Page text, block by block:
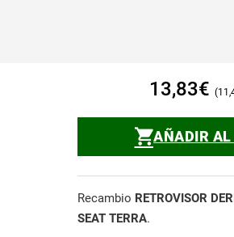
13,83€
AÑADIR AL
Recambio RETROVISOR
SEAT TERRA.